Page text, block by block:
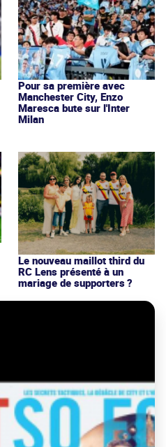
Pour sa première avec
Manchester City, Enzo
Maresca bute sur l'Inter
Milan
Le nouveau maillot third du
RC Lens présenté à un
mariage de supporters ?